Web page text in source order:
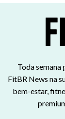
Toda
FitBR News na
bem-estar,